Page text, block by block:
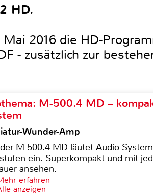
HD.
2016 die HD-
- zusätzlich zur
M-500.4 MD –
Wunder-Amp
M-500.4 MD läutet Audio
ein. Superkompakt und mit
ansehen.
erfahren
anzeigen